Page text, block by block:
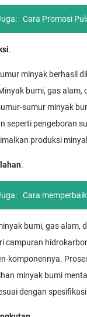
Cara Promosi
.
minyak berhasil
bumi, gas
sumur minyak
seperti pengeboran
produksi
.
Cara
bumi, gas alam,
campuran
komponennya.
minyak bumi
dengan